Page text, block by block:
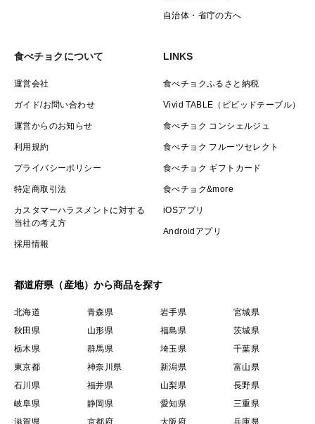
自治体・省庁の方へ
食べチョクについて
運営会社
ガイド/お問い合わせ
運営からのお知らせ
利用規約
プライバシーポリシー
特定商取引法
カスタマーハラスメントに対する
当社の考え方
採用情報
LINKS
食べチョクふるさと納税
Vivid TABLE（ビビッドテーブル）
食べチョク コンシェルジュ
食べチョク フルーツセレクト
食べチョク ギフトカード
食べチョク&more
iOSアプリ
Androidアプリ
都道府県（産地）から商品を探す
北海道 青森県 岩手県
宮城県
秋田県
山形県 福島県
茨城県
栃木県
群馬県 埼玉県
千葉県
東京都
神奈川県 新潟県
富山県
石川県
福井県 山梨県
長野県
岐阜県
静岡県 愛知県
三重県
滋賀県
京都府 大阪府 兵庫県